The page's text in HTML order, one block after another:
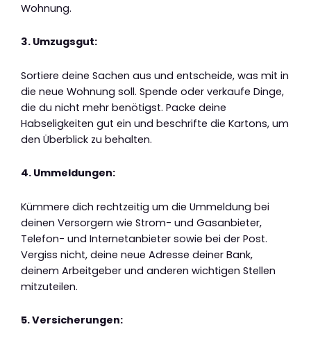
Wohnung.
3. Umzugsgut:
Sortiere deine Sachen aus und entscheide, was mit in
die neue Wohnung soll. Spende oder verkaufe Dinge,
die du nicht mehr benötigst. Packe deine
Habseligkeiten gut ein und beschrifte die Kartons, um
den Überblick zu behalten.
4. Ummeldungen:
Kümmere dich rechtzeitig um die Ummeldung bei
deinen Versorgern wie Strom- und Gasanbieter,
Telefon- und Internetanbieter sowie bei der Post.
Vergiss nicht, deine neue Adresse deiner Bank,
deinem Arbeitgeber und anderen wichtigen Stellen
mitzuteilen.
5. Versicherungen: